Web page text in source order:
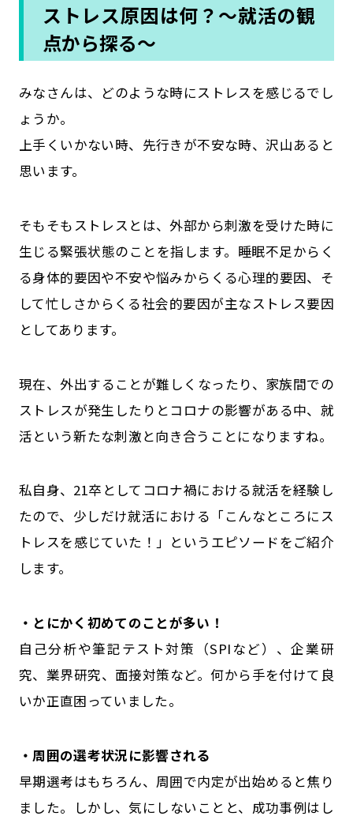
ストレス原因は何？～就活の観
点から探る～
みなさんは、どのような時にストレスを感じるでし
ょうか。
上手くいかない時、先行きが不安な時、沢山あると
思います。
そもそもストレスとは、外部から刺激を受けた時に
生じる緊張状態のことを指します。睡眠不足からく
る身体的要因や不安や悩みからくる心理的要因、そ
して忙しさからくる社会的要因が主なストレス要因
としてあります。
現在、外出することが難しくなったり、家族間での
ストレスが発生したりとコロナの影響がある中、就
活という新たな刺激と向き合うことになりますね。
私自身、21卒としてコロナ禍における就活を経験し
たので、少しだけ就活における「こんなところにス
トレスを感じていた！」というエピソードをご紹介
します。
・とにかく初めてのことが多い！
自己分析や筆記テスト対策（SPIなど）、企業研
究、業界研究、面接対策など。何から手を付けて良
いか正直困っていました。
・周囲の選考状況に影響される
早期選考はもちろん、周囲で内定が出始めると焦り
ました。しかし、気にしないことと、成功事例はし